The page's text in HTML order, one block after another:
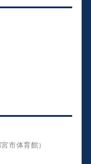
市体育館）